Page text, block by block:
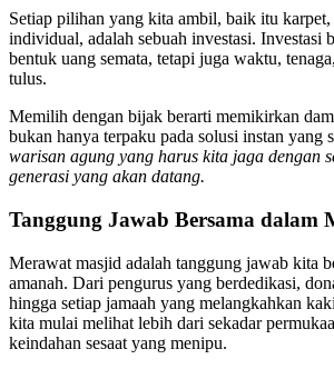
Setiap pilihan yang kita ambil, baik itu karpet,
individual, adalah sebuah investasi. Investasi
bentuk uang semata, tetapi juga waktu,
tulus.
Memilih dengan bijak berarti memikirkan
bukan hanya terpaku pada solusi instan yang
warisan agung yang harus kita jaga dengan
generasi yang akan datang.
Tanggung Jawab Bersama dalam
Merawat masjid adalah tanggung jawab kita
amanah. Dari pengurus yang berdedikasi,
hingga setiap jamaah yang melangkahkan
kita mulai melihat lebih dari sekadar
keindahan sesaat yang menipu.